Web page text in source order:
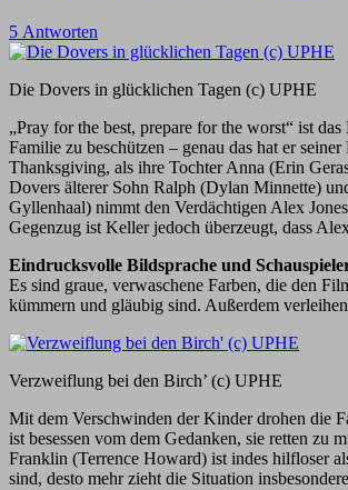
5 Antworten
Die Dovers in glücklichen Tagen (c) UPHE
„Pray for the best, prepare for the worst“ ist
Familie zu beschützen – genau das hat er
Thanksgiving, als ihre Tochter Anna (Erin
Dovers älterer Sohn Ralph (Dylan Minnette)
Gyllenhaal) nimmt den Verdächtigen Alex
Gegenzug ist Keller jedoch überzeugt, dass
Eindrucksvolle Bildsprache und
Es sind graue, verwaschene Farben, die den
kümmern und gläubig sind. Außerdem
Verzweiflung bei den Birch’ (c) UPHE
Mit dem Verschwinden der Kinder drohen die
ist besessen vom dem Gedanken, sie retten zu
Franklin (Terrence Howard) ist indes hilfloser
sind, desto mehr zieht die Situation